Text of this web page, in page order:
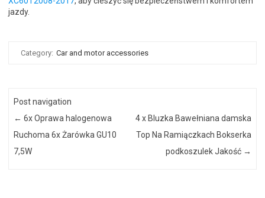
jazdy.
Category: Car and motor accessories
Post navigation
← 6x Oprawa halogenowa
Ruchoma 6x Żarówka GU10
7,5W
4 x Bluzka Bawełniana damska
Top Na Ramiączkach Bokserka
podkoszulek Jakość →